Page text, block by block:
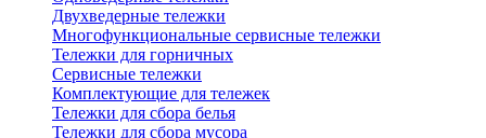
Двухведерные тележки
Многофункциональные сервисные тележки
Тележки для горничных
Сервисные тележки
Комплектующие для тележек
Тележки для сбора белья
Тележки для сбора мусора